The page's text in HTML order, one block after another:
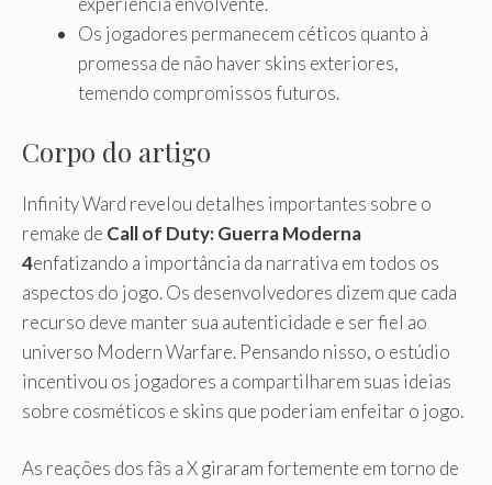
Os jogadores permanecem céticos quanto à
promessa de não haver skins exteriores,
temendo compromissos futuros.
Corpo do artigo
Infinity Ward revelou detalhes importantes sobre o
remake de Call of Duty: Guerra Moderna
4enfatizando a importância da narrativa em todos os
aspectos do jogo. Os desenvolvedores dizem que cada
recurso deve manter sua autenticidade e ser fiel ao
universo Modern Warfare. Pensando nisso, o estúdio
incentivou os jogadores a compartilharem suas ideias
sobre cosméticos e skins que poderiam enfeitar o jogo.
As reações dos fãs a X giraram fortemente em torno de